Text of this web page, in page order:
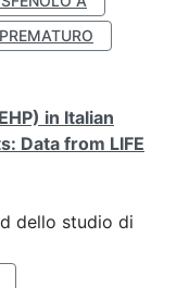
in Italian
Data from LIFE
dello studio di